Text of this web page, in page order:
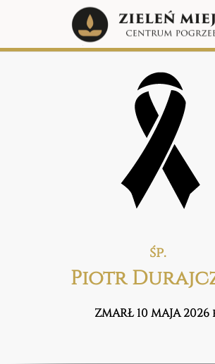
śp.
Piotr
ZMARŁ 10 MAJA 2026